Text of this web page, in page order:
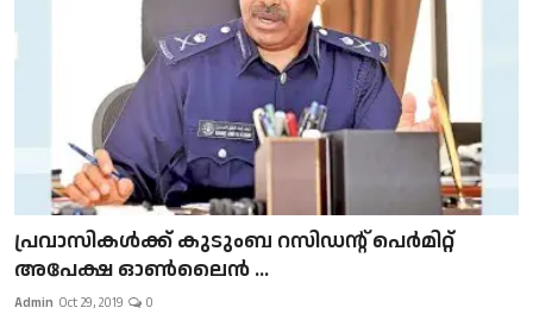
പ്രവാസികള്‍ക്ക് കുടുംബ റസിഡന്റ് പെർമിറ്റ്
അപേക്ഷ ഓൺലൈൻ ...
Admin Oct 29, 2019 0